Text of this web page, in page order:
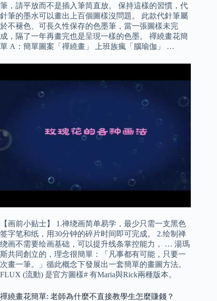
筆，請平放而不是插入筆筒直放。 保持這樣的習慣，代
針筆的墨水可以畫出上百個圖樣沒問題。 此款代針筆屬
於不褪色、可長久性保存的色墨筆，當一張圖樣未完
成，隔了一年再畫完也是呈現一樣的色墨。 禪繞畫花簡
單 A：簡單圖案「禪繞畫」 上班族瘋「腦瑜伽」 …
【画前小贴士】 1.禅绕画简单易学，最少只需一支黑色
签字笔和纸，用30分钟的碎片时间即可完成。 2.绘制禅
绕画不需要绘画基础，可以提升线条掌控能力， … 湯瑪
斯共同創立的，理念很簡單：「凡事都有可能，只要一
次畫一筆。」循此概念下發展出一套簡單的畫圖方法。
FLUX (流動) 是官方圖樣# 有Maria與Rick兩種版本。
禪繞畫花簡單: 老師為什麼不直接教學生怎麼賺錢？